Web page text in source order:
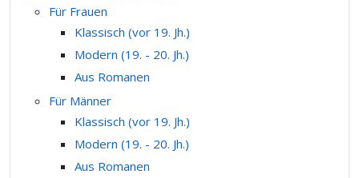
Für Frauen
Klassisch (vor 19. Jh.)
Modern (19. - 20. Jh.)
Aus Romanen
Für Männer
Klassisch (vor 19. Jh.)
Modern (19. - 20. Jh.)
Aus Romanen